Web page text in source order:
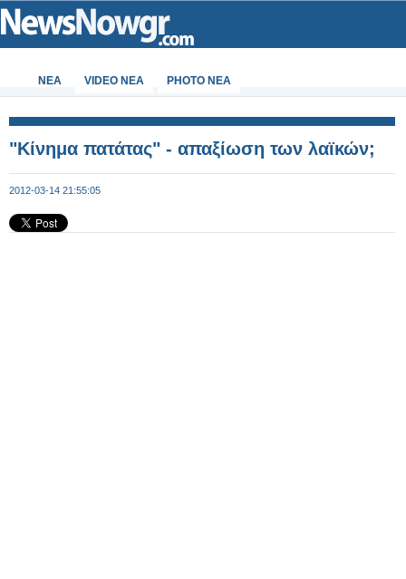
ΝΕΑ VIDEO NEA PHOTO NEA
"Κίνημα πατάτας" - απαξίωση των λαϊκών;
2012-03-14 21:55:05